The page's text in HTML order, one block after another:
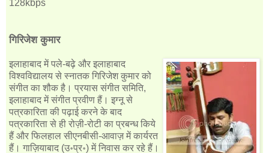
128kbps
गिरिजेश कुमार
इलाहाबाद में पले-बढ़े और इलाहाबाद
विश्वविद्यालय से स्नातक गिरिजेश कुमार को
संगीत का शौक है। प्रयास संगीत समिति,
इलाहाबाद में संगीत प्रवीण हैं। इग्नू से
पत्रकारिता की पढ़ाई करने के बाद
पत्रकारिता से ही रोज़ी-रोटी का प्रबन्ध किये
हैं और फिलहाल सीएनबीसी-आवाज़ में कार्यरत
हैं। गाज़ियाबाद (उ॰प्र॰) में निवास कर रहे हैं।